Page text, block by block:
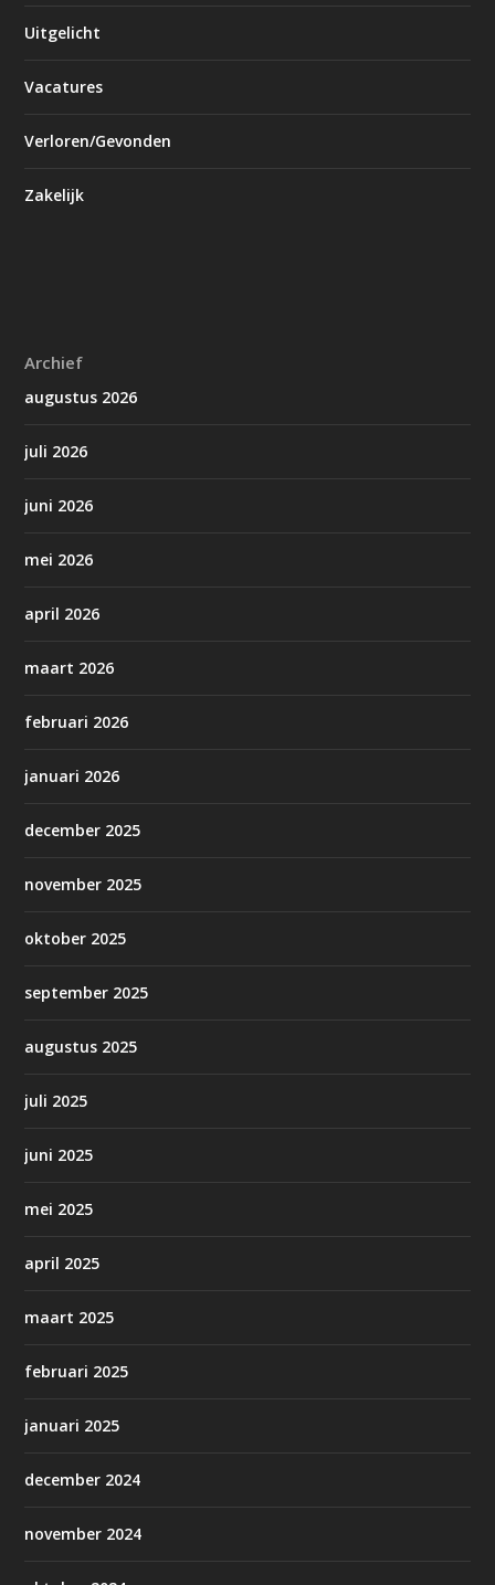
Uitgelicht
Vacatures
Verloren/Gevonden
Zakelijk
Archief
augustus 2026
juli 2026
juni 2026
mei 2026
april 2026
maart 2026
februari 2026
januari 2026
december 2025
november 2025
oktober 2025
september 2025
augustus 2025
juli 2025
juni 2025
mei 2025
april 2025
maart 2025
februari 2025
januari 2025
december 2024
november 2024